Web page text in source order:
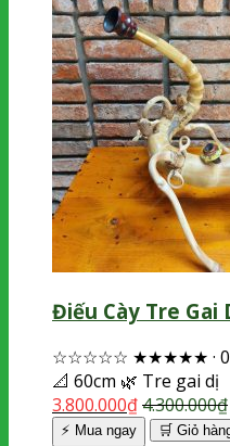
Điếu Cày Tre Gai
☆☆☆☆☆ ★★★★★ ·
📐 60cm 🌿 Tre gai dị
3.800.000₫4.300.000₫
⚡ Mua ngay 🛒 Giỏ